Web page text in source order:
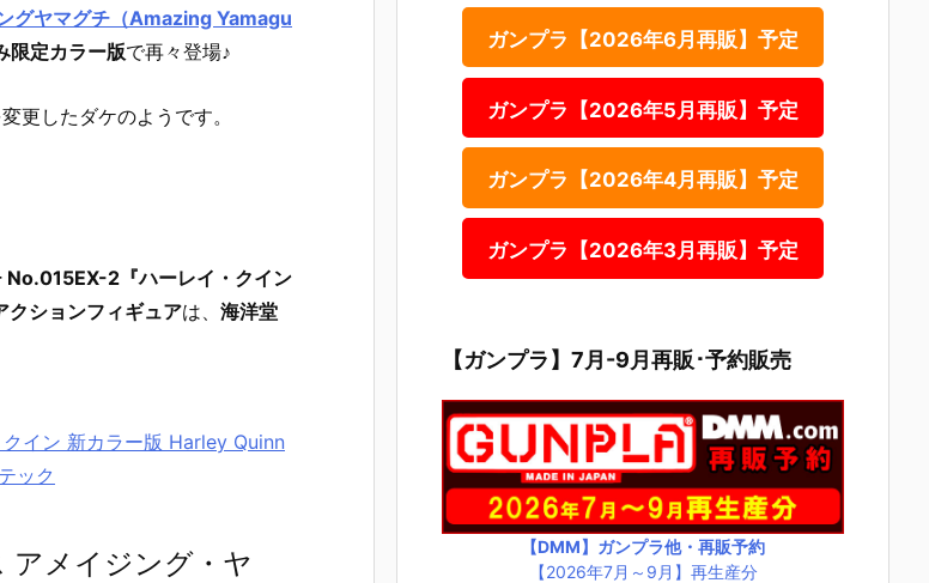
グヤマグチ（Amazing Yamagu
限定カラー版で再々登場♪
更したダケのようです。
No.015EX-2『ハーレイ・クイン
ションフィギュアは、 海洋堂
イン 新カラー版 Harley Quinn
ック
アメイジング・ヤ
ガンプラ【2026年6月再販】予定
ガンプラ【2026年5月再販】予定
ガンプラ【2026年4月再販】予定
ガンプラ【2026年3月再販】予定
【ガンプラ】7月-9月再販･予約販売
【DMM】ガンプラ他・再販予約
【2026年7月～9月】再生産分